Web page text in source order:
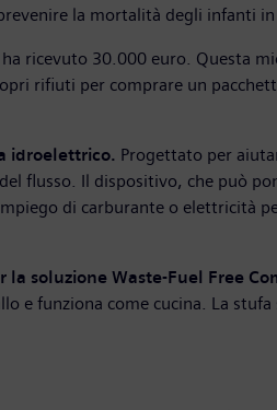
la mortalità degli infanti
ha ricevuto 30.000 euro. Questa
rifiuti per comprare un
idroelettrico. Progettato per
flusso. Il dispositivo, che può
di carburante o elettricità
soluzione Waste-Fuel Free
e funziona come cucina. La